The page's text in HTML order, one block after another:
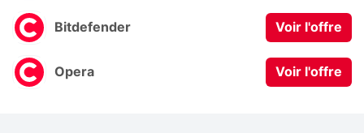
Bitdefender Voir l'offre
Opera Voir l'offre